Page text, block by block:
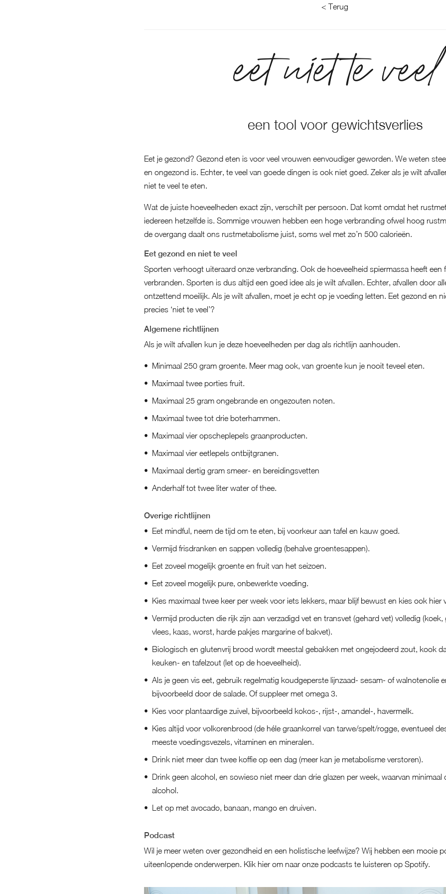
< Terug
eet niet te veel
een tool voor gewichtsverlies
Eet je gezond? Gezond eten is voor veel vrouwen eenvoudiger geworden. We weten
en ongezond is. Echter, te veel van goede dingen is ook niet goed. Zeker als je wilt
niet te veel te eten.
Wat de juiste hoeveelheden exact zijn, verschilt per persoon. Dat komt omdat het
iedereen hetzelfde is. Sommige vrouwen hebben een hoge verbranding ofwel hoog
de overgang daalt ons rustmetabolisme juist, soms wel met zo’n 500 calorieën.
Eet gezond en niet te veel
Sporten verhoogt uiteraard onze verbranding. Ook de hoeveelheid spiermassa heeft
verbranden. Sporten is dus altijd een goed idee als je wilt afvallen. Echter, afvallen door
ontzettend moeilijk. Als je wilt afvallen, moet je echt op je voeding letten. Eet gezond en
precies ‘niet te veel’?
Algemene richtlijnen
Als je wilt afvallen kun je deze hoeveelheden per dag als richtlijn aanhouden.
Minimaal 250 gram groente. Meer mag ook, van groente kun je nooit teveel eten.
Maximaal twee porties fruit.
Maximaal 25 gram ongebrande en ongezouten noten.
Maximaal twee tot drie boterhammen.
Maximaal vier opscheplepels graanproducten.
Maximaal vier eetlepels ontbijtgranen.
Maximaal dertig gram smeer- en bereidingsvetten
Anderhalf tot twee liter water of thee.
Overige richtlijnen
Eet mindful, neem de tijd om te eten, bij voorkeur aan tafel en kauw goed.
Vermijd frisdranken en sappen volledig (behalve groentesappen).
Eet zoveel mogelijk groente en fruit van het seizoen.
Eet zoveel mogelijk pure, onbewerkte voeding.
Kies maximaal twee keer per week voor iets lekkers, maar blijf bewust en kies ook hier
Vermijd producten die rijk zijn aan verzadigd vet en transvet (gehard vet) volledig
vlees, kaas, worst, harde pakjes margarine of bakvet).
Biologisch en glutenvrij brood wordt meestal gebakken met ongejodeerd zout, kook
keuken- en tafelzout (let op de hoeveelheid).
Als je geen vis eet, gebruik regelmatig koudgeperste lijnzaad- sesam- of walnotenolie
bijvoorbeeld door de salade. Of suppleer met omega 3.
Kies voor plantaardige zuivel, bijvoorbeeld kokos-, rijst-, amandel-, havermelk.
Kies altijd voor volkorenbrood (de héle graankorrel van tarwe/spelt/rogge, eventueel
meeste voedingsvezels, vitaminen en mineralen.
Drink niet meer dan twee koffie op een dag (meer kan je metabolisme verstoren).
Drink geen alcohol, en sowieso niet meer dan drie glazen per week, waarvan minimaal
alcohol.
Let op met avocado, banaan, mango en druiven.
Podcast
Wil je meer weten over gezondheid en een holistische leefwijze? Wij hebben een mooie
uiteenlopende onderwerpen. Klik hier om naar onze podcasts te luisteren op Spotify.